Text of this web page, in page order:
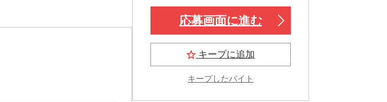
応募画面に進む
キープに追加
キープしたバイト